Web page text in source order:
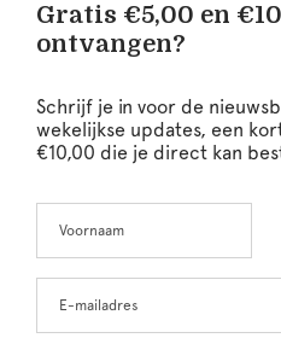
Gratis €5,00 en
ontvangen?
Schrijf je in voor de
wekelijkse updates, een
€10,00 die je direct kan
this